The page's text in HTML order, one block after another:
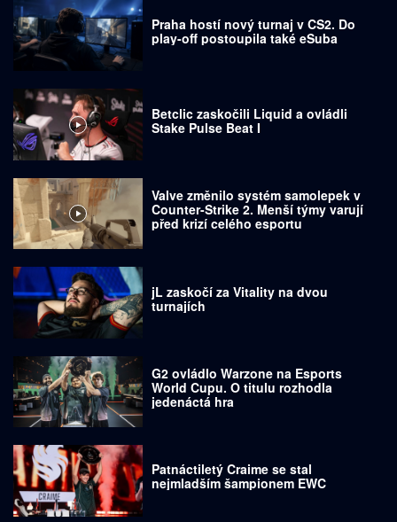
Praha hostí nový turnaj v CS2. Do
play-off postoupila také eSuba
Betclic zaskočili Liquid a ovládli
Stake Pulse Beat I
Valve změnilo systém samolepek v
Counter-Strike 2. Menší týmy varují
před krizí celého esportu
jL zaskočí za Vitality na dvou
turnajích
G2 ovládlo Warzone na Esports
World Cupu. O titulu rozhodla
jedenáctá hra
Patnáctiletý Craime se stal
nejmladším šampionem EWC